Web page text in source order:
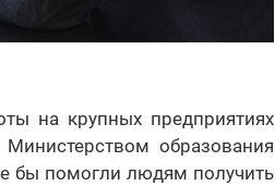
на крупных предприятиях
образования
бы помогли людям получить